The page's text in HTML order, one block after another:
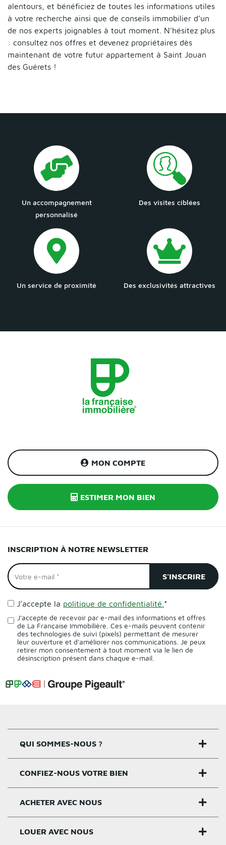
alentours, et bénéficiez de toutes les informations utiles
à votre recherche ainsi que de conseils immobilier d’un
de nos experts joignables à tout moment. N’hésitez plus
: consultez nos offres et devenez propriétaires dès
maintenant de votre futur appartement à Saint Jouan
des Guérets !
Un accompagnement
personnalisé
Des visites ciblées
Un service de proximité Des exclusivités attractives
MON COMPTE
ESTIMER MON BIEN
INSCRIPTION À NOTRE NEWSLETTER
J’accepte la politique de confidentialité. *
J'accepte de recevoir par e-mail des informations et offres
de La Française Immobilière. Ces e-mails peuvent contenir
des technologies de suivi (pixels) permettant de mesurer
leur ouverture et d'améliorer nos communications. Je peux
retirer mon consentement à tout moment via le lien de
désinscription présent dans chaque e-mail.
QUI SOMMES-NOUS ?
Nos agences
Notre histoire
CONFIEZ-NOUS VOTRE BIEN
Estimer un bien
Critères estimation
ACHETER AVEC NOUS
Acheter sur Rennes
LOUER AVEC NOUS